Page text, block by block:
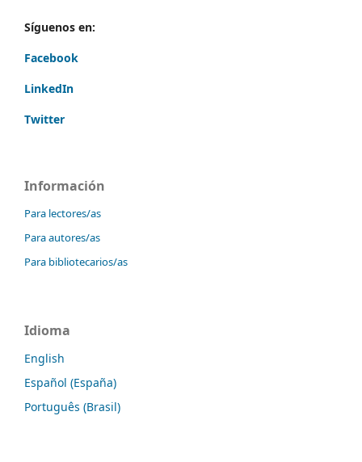
Síguenos en:
Facebook
LinkedIn
Twitter
Información
Para lectores/as
Para autores/as
Para bibliotecarios/as
Idioma
English
Español (España)
Português (Brasil)